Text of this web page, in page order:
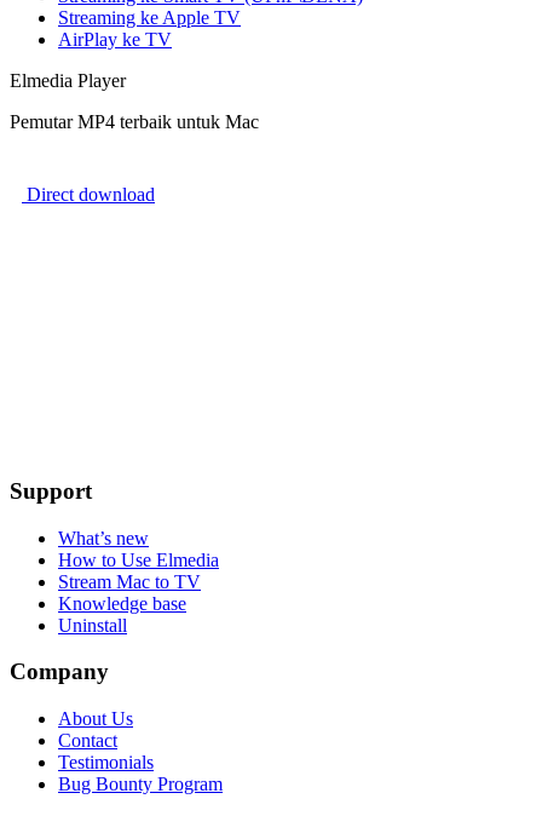
Streaming ke Apple TV
AirPlay ke TV
Elmedia Player
Pemutar MP4 terbaik untuk Mac
Direct download
Support
What’s new
How to Use Elmedia
Stream Mac to TV
Knowledge base
Uninstall
Company
About Us
Contact
Testimonials
Bug Bounty Program